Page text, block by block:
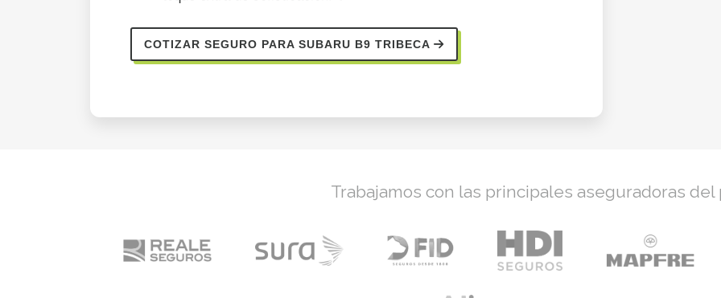
COTIZAR SEGURO PARA SUBARU B9 TRIBECA
Trabajamos con las principales aseguradoras del